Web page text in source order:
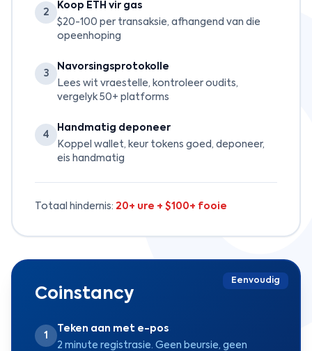
2
Koop ETH vir gas
$20-100 per transaksie, afhangend van die
opeenhoping
3
Navorsingsprotokolle
Lees wit vraestelle, kontroleer oudits,
vergelyk 50+ platforms
4
Handmatig deponeer
Koppel wallet, keur tokens goed, deponeer,
eis handmatig
Totaal hindernis: 20+ ure + $100+ fooie
Eenvoudig
Coinstancy
1
Teken aan met e-pos
2 minute registrasie. Geen beursie, geen